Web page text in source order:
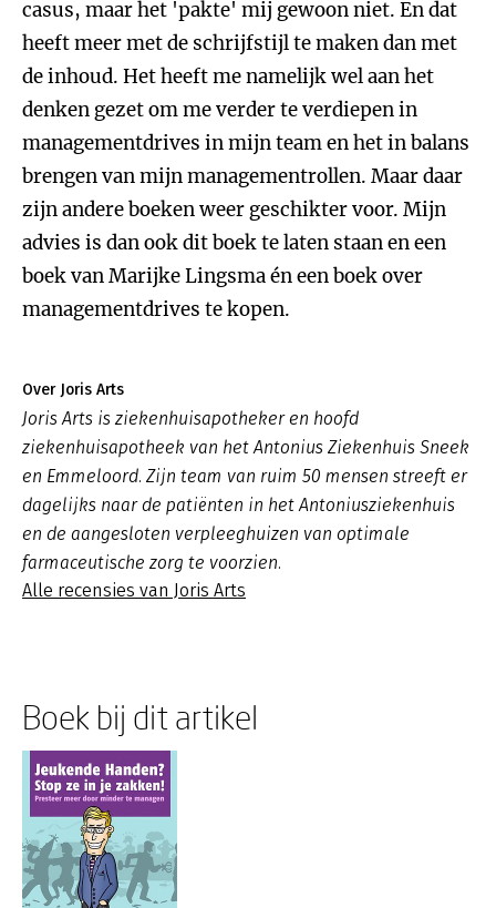
casus, maar het 'pakte' mij gewoon niet. En dat
heeft meer met de schrijfstijl te maken dan met
de inhoud. Het heeft me namelijk wel aan het
denken gezet om me verder te verdiepen in
managementdrives in mijn team en het in balans
brengen van mijn managementrollen. Maar daar
zijn andere boeken weer geschikter voor. Mijn
advies is dan ook dit boek te laten staan en een
boek van Marijke Lingsma én een boek over
managementdrives te kopen.
Over Joris Arts
Joris Arts is ziekenhuisapotheker en hoofd
ziekenhuisapotheek van het Antonius Ziekenhuis Sneek
en Emmeloord. Zijn team van ruim 50 mensen streeft er
dagelijks naar de patiënten in het Antoniusziekenhuis
en de aangesloten verpleeghuizen van optimale
farmaceutische zorg te voorzien.
Alle recensies van Joris Arts
Boek bij dit artikel